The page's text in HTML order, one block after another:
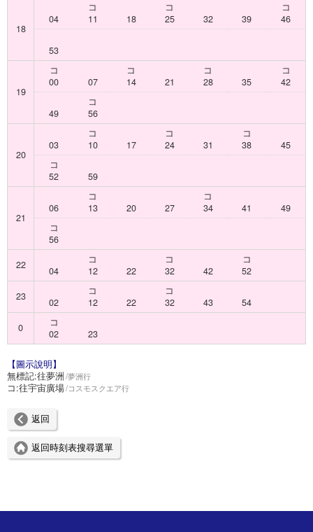
18
04
コ
11
18
コ
25
32 39
コ
46
53
19
コ
00
07
コ
14
21
コ
28
35
コ
42
49
コ
56
20
03
コ
10
17
コ
24
31
コ
38
45
コ
52
59
21
06
コ
13
20 27
コ
34
41
49
コ
56
22
04
コ
12
22
コ
32
42
コ
52
23
02
コ
12
22
コ
32
43
54
0
コ
02
23
【圖示說明】
無標記:往夢洲 夢洲行
コ:往宇宙廣場 コスモスクエア行
返回
返回時刻表搜尋選單